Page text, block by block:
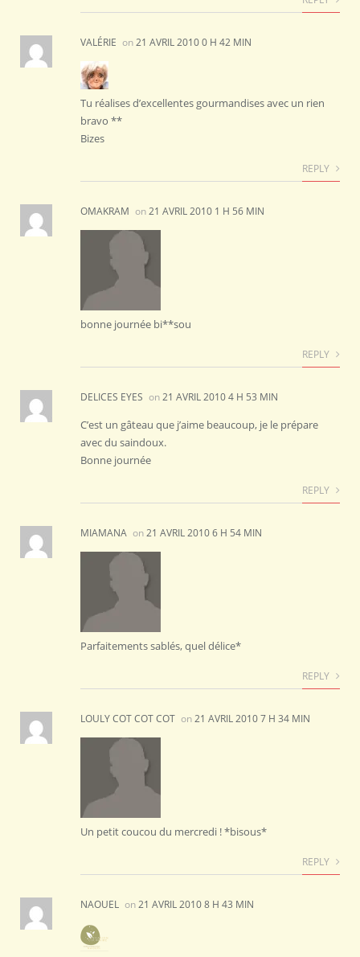
VALÉRIE on21 AVRIL 2010 0 H 42 MIN
Tu réalises d’excellentes gourmandises avec un rien
bravo **
Bizes
REPLY
OMAKRAM on21 AVRIL 2010 1 H 56 MIN
bonne journée bi**sou
REPLY
DELICES EYES on21 AVRIL 2010 4 H 53 MIN
C’est un gâteau que j’aime beaucoup, je le prépare
avec du saindoux.
Bonne journée
REPLY
MIAMANA on21 AVRIL 2010 6 H 54 MIN
Parfaitements sablés, quel délice*
REPLY
LOULY COT COT COT on21 AVRIL 2010 7 H 34 MIN
Un petit coucou du mercredi ! *bisous*
REPLY
NAOUEL on21 AVRIL 2010 8 H 43 MIN